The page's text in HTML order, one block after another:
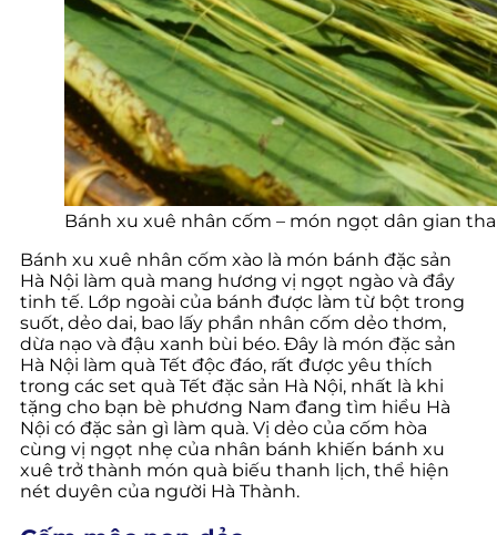
Bánh xu xuê nhân cốm – món ngọt dân gian
Bánh xu xuê nhân cốm xào là món bánh đặc sản
Hà Nội làm quà mang hương vị ngọt ngào và đầy
tinh tế. Lớp ngoài của bánh được làm từ bột trong
suốt, dẻo dai, bao lấy phần nhân cốm dẻo thơm,
dừa nạo và đậu xanh bùi béo. Đây là món đặc sản
Hà Nội làm quà Tết độc đáo, rất được yêu thích
trong các set quà Tết đặc sản Hà Nội, nhất là khi
tặng cho bạn bè phương Nam đang tìm hiểu Hà
Nội có đặc sản gì làm quà. Vị dẻo của cốm hòa
cùng vị ngọt nhẹ của nhân bánh khiến bánh xu
xuê trở thành món quà biếu thanh lịch, thể hiện
nét duyên của người Hà Thành.